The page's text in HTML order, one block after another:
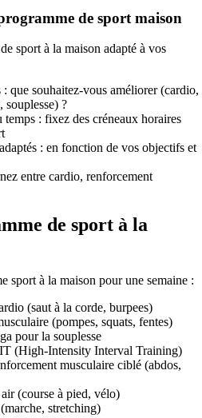
de sport maison
sport à la maison adapté à vos
que souhaitez-vous améliorer (cardio,
souplesse) ?
: fixez des créneaux horaires
: en fonction de vos objectifs et
entre cardio, renforcement
de sport à la
sport à la maison pour une semaine :
(saut à la corde, burpees)
(pompes, squats, fentes)
pour la souplesse
(High-Intensity Interval Training)
musculaire ciblé (abdos,
(course à pied, vélo)
stretching)